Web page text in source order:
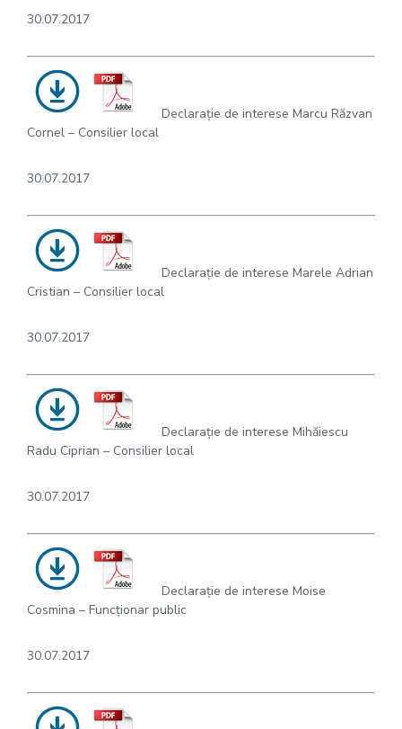
30.07.2017
Declarație de interese Marcu Răzvan
Cornel – Consilier local
30.07.2017
Declarație de interese Marele Adrian
Cristian – Consilier local
30.07.2017
Declarație de interese Mihăiescu
Radu Ciprian – Consilier local
30.07.2017
Declarație de interese Moise
Cosmina – Funcționar public
30.07.2017